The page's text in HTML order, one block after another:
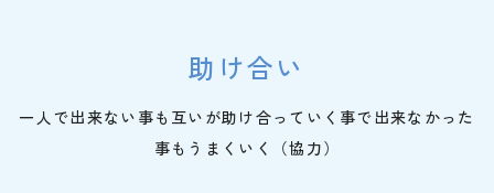
助け合い
一人で出来ない事も互いが助け合っていく事で出来なかった
事もうまくいく（協力）